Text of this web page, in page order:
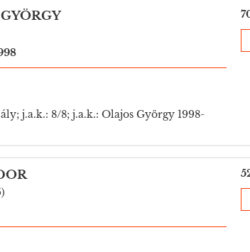
j.a.k.: 8/8; j.a.k.: Olajos György 1998-